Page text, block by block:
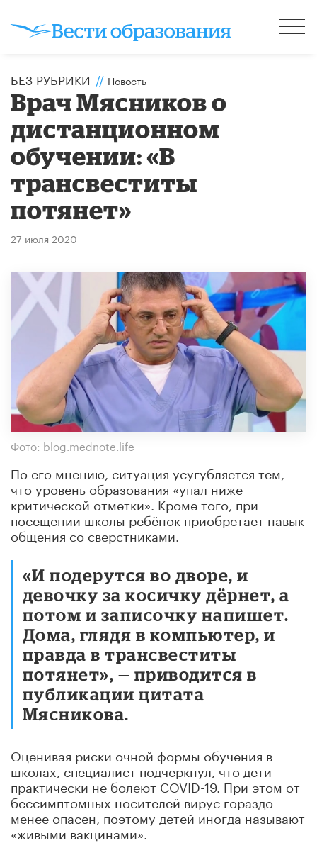
БЕЗ РУБРИКИ // Новость
Врач Мясников о
дистанционном
обучении: «В
трансвеститы
потянет»
27 июля 2020
Фото: blog.mednote.life
По его мнению, ситуация усугубляется тем,
что уровень образования «упал ниже
критической отметки». Кроме того, при
посещении школы ребёнок приобретает навык
общения со сверстниками.
«И подерутся во дворе, и
девочку за косичку дёрнет, а
потом и записочку напишет.
Дома, глядя в компьютер, и
правда в трансвеститы
потянет», — приводится в
публикации цитата
Мясникова.
Оценивая риски очной формы обучения в
школах, специалист подчеркнул, что дети
практически не болеют COVID-19. При этом от
бессимптомных носителей вирус гораздо
менее опасен, поэтому детей иногда называют
«живыми вакцинами».